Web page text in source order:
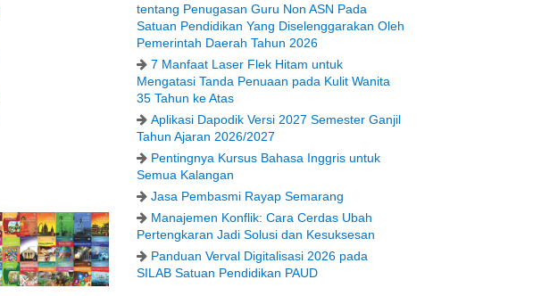
tentang Penugasan Guru Non ASN Pada
Satuan Pendidikan Yang Diselenggarakan Oleh
Pemerintah Daerah Tahun 2026
7 Manfaat Laser Flek Hitam untuk
Mengatasi Tanda Penuaan pada Kulit Wanita
35 Tahun ke Atas
Aplikasi Dapodik Versi 2027 Semester Ganjil
Tahun Ajaran 2026/2027
Pentingnya Kursus Bahasa Inggris untuk
Semua Kalangan
Jasa Pembasmi Rayap Semarang
Manajemen Konflik: Cara Cerdas Ubah
Pertengkaran Jadi Solusi dan Kesuksesan
Panduan Verval Digitalisasi 2026 pada
SILAB Satuan Pendidikan PAUD